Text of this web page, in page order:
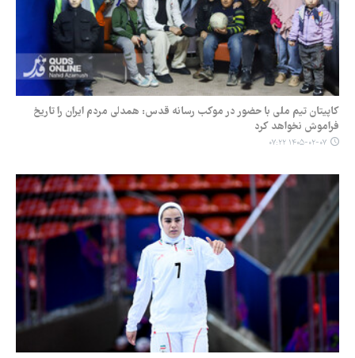
کاپیتان تیم ملی با حضور در موکب رسانه قدس: همدلی مردم ایران را تاریخ
فراموش نخواهد کرد
۱۴۰۵-۰۲-۰۷ ۰۷:۲۲